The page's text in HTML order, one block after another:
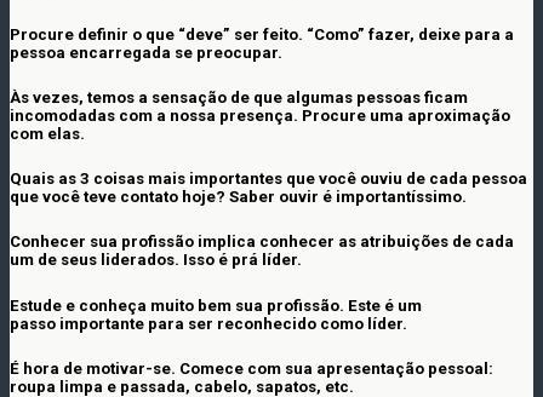
Procure definir o que “deve” ser feito. “Como” fazer, deixe para a
pessoa encarregada se preocupar.
Às vezes, temos a sensação de que algumas pessoas ficam
incomodadas com a nossa presença. Procure uma aproximação
com elas.
Quais as 3 coisas mais importantes que você ouviu de cada pessoa
que você teve contato hoje? Saber ouvir é importantíssimo.
Conhecer sua profissão implica conhecer as atribuições de cada
um de seus liderados. Isso é prá líder.
Estude e conheça muito bem sua profissão. Este é um
passo importante para ser reconhecido como líder.
É hora de motivar-se. Comece com sua apresentação pessoal:
roupa limpa e passada, cabelo, sapatos, etc.